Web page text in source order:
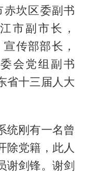
坎区委副书
市副市长，
传部部长，
会党组副书
省十三届人大
统刚有一名曾
除党籍，此人
谢剑锋。谢剑